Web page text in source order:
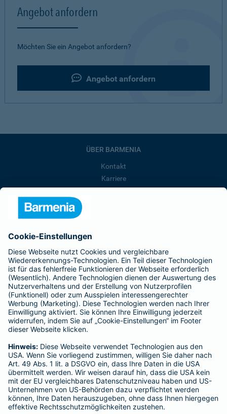
Angebot anfordern
Möchten Sie ein Angebot anfordern?
Angebot anfordern
ÜBER BARMENIA
Kontakt
Karriere
Presse
Barmenia ist Teil der BarmeniaGothaer
BELIEBTE SEITEN
Kranken-Zusatzversicherung
Tierversicherungen
Haftpflichtversicherung
Hausratversicherung
Adresse ändern
Schaden melden
Kilometerstandsmeldung
Serviceübersicht